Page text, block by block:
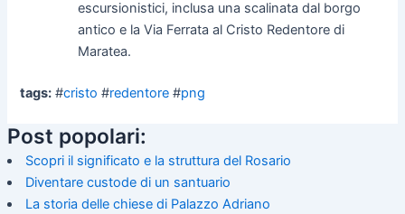
escursionistici, inclusa una scalinata dal borgo
antico e la Via Ferrata al Cristo Redentore di
Maratea.
tags: #cristo #redentore #png
Post popolari:
Scopri il significato e la struttura del Rosario
Diventare custode di un santuario
La storia delle chiese di Palazzo Adriano